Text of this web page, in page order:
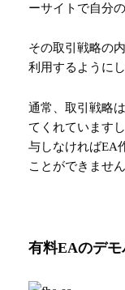
ーサイトで自分
その取引戦略の
利用するように
通常、取引戦略
てくれています
与しなければEA
ことができません
有料EAのデ